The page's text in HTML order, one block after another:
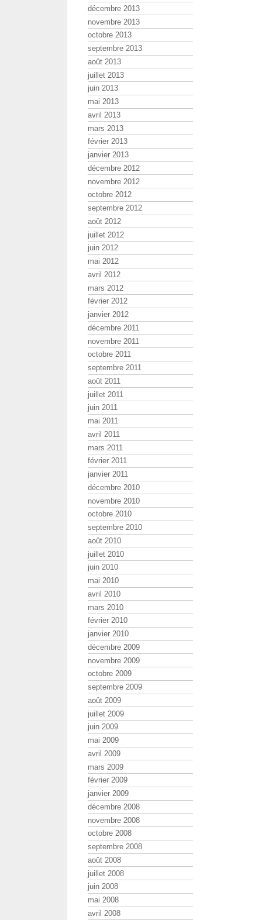
décembre 2013
novembre 2013
octobre 2013
septembre 2013
août 2013
juillet 2013
juin 2013
mai 2013
avril 2013
mars 2013
février 2013
janvier 2013
décembre 2012
novembre 2012
octobre 2012
septembre 2012
août 2012
juillet 2012
juin 2012
mai 2012
avril 2012
mars 2012
février 2012
janvier 2012
décembre 2011
novembre 2011
octobre 2011
septembre 2011
août 2011
juillet 2011
juin 2011
mai 2011
avril 2011
mars 2011
février 2011
janvier 2011
décembre 2010
novembre 2010
octobre 2010
septembre 2010
août 2010
juillet 2010
juin 2010
mai 2010
avril 2010
mars 2010
février 2010
janvier 2010
décembre 2009
novembre 2009
octobre 2009
septembre 2009
août 2009
juillet 2009
juin 2009
mai 2009
avril 2009
mars 2009
février 2009
janvier 2009
décembre 2008
novembre 2008
octobre 2008
septembre 2008
août 2008
juillet 2008
juin 2008
mai 2008
avril 2008